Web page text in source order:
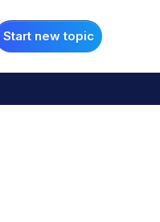
Start new topic